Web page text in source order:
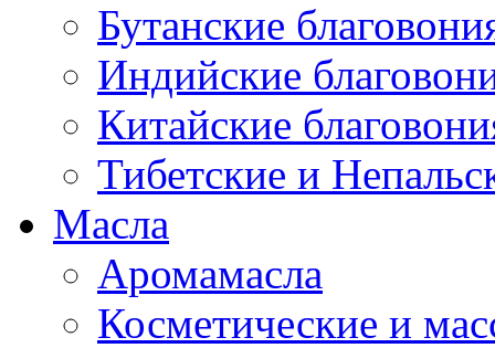
Бутанские
Индийские
Китайские
Тибетские и
Масла
Аромамасла
Косметические и